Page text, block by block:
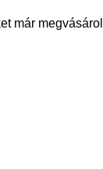
már